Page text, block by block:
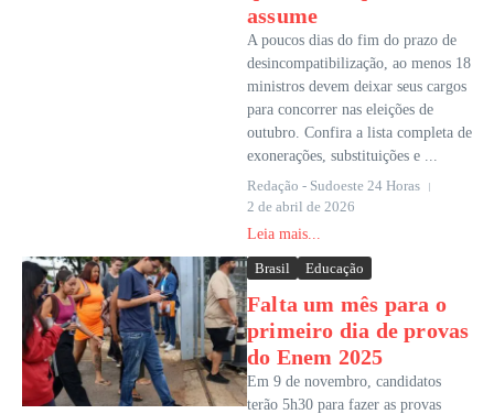
assume
A poucos dias do fim do prazo de
desincompatibilização, ao menos 18
ministros devem deixar seus cargos
para concorrer nas eleições de
outubro. Confira a lista completa de
exonerações, substituições e ...
Redação - Sudoeste 24 Horas
2 de abril de 2026
Leia mais...
Brasil Educação
Falta um mês para o
primeiro dia de provas
do Enem 2025
Em 9 de novembro, candidatos
terão 5h30 para fazer as provas